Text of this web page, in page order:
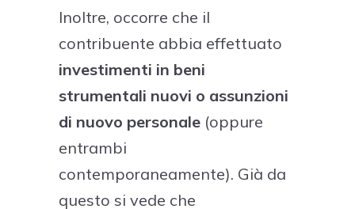
Inoltre, occorre che il
contribuente abbia effettuato
investimenti in beni
strumentali nuovi o assunzioni
di nuovo personale (oppure
entrambi
contemporaneamente). Già da
questo si vede che